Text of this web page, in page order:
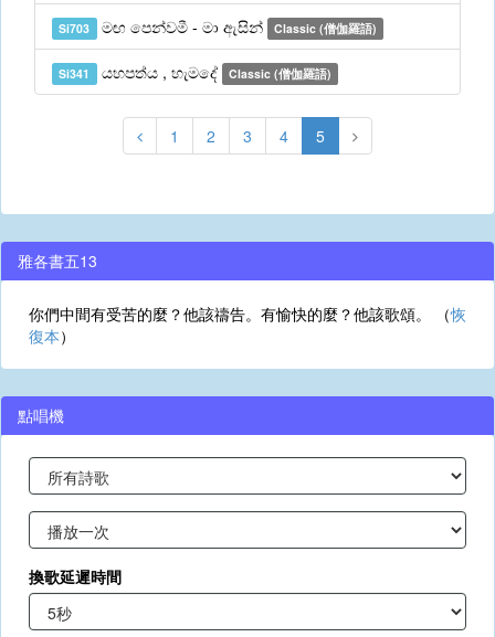
Si703 මඟ පෙන්වමී - මා ඇසින් Classic (僧伽羅語)
Si341 යහපත්ය , හැමදේ Classic (僧伽羅語)
1 2 3 4 5
雅各書五13
你們中間有受苦的麼？他該禱告。有愉快的麼？他該歌頌。 （恢
復本）
點唱機
換歌延遲時間